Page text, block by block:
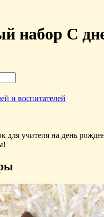
набор С
и воспитателей
для учителя на день